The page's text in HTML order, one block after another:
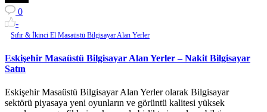
0
-
Sıfır & İkinci El Masaüstü Bilgisayar Alan Yerler
Eskişehir Masaüstü Bilgisayar Alan Yerler – Nakit Bilgisayar
Satın
Eskişehir Masaüstü Bilgisayar Alan Yerler olarak Bilgisayar
sektörü piyasaya yeni oyunların ve görüntü kalitesi yüksek